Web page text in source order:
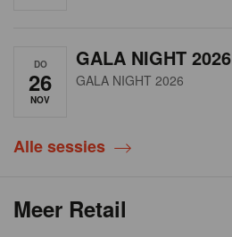
DO
26
NOV
GALA NIGHT 2026
GALA NIGHT 2026
Alle sessies
Meer Retail